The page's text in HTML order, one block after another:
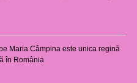
Maria Câmpina este unica regină
în România